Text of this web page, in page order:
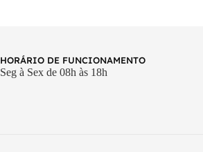
HORÁRIO DE FUNCIONAMENTO
Seg à Sex de 08h às 18h